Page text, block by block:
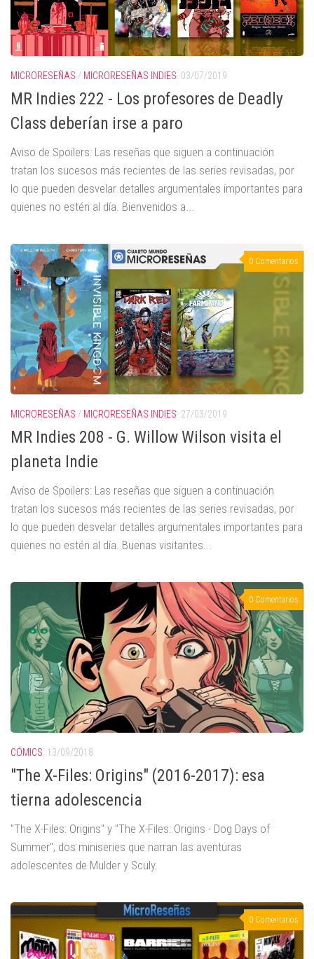
MICRORESEÑAS / MICRORESEÑAS INDIES 03/07/2019
MR Indies 222 - Los profesores de Deadly
Class deberían irse a paro
Aviso de Spoilers: Las reseñas que siguen a continuación
tratan los sucesos más recientes de las series revisadas, por
lo que pueden desvelar detalles argumentales importantes para
quienes no estén al día. Bienvenidos a...
0 Comentarios
MICRORESEÑAS / MICRORESEÑAS INDIES 27/03/2019
MR Indies 208 - G. Willow Wilson visita el
planeta Indie
Aviso de Spoilers: Las reseñas que siguen a continuación
tratan los sucesos más recientes de las series revisadas, por
lo que pueden desvelar detalles argumentales importantes para
quienes no estén al día. Buenas visitantes...
0 Comentarios
CÓMICS 13/09/2018
"The X-Files: Origins" (2016-2017): esa
tierna adolescencia
"The X-Files: Origins" y "The X-Files: Origins - Dog Days of
Summer", dos miniseries que narran las aventuras
adolescentes de Mulder y Sculy.
0 Comentarios